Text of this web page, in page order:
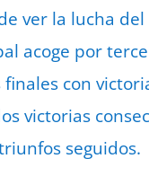
ver la lucha
acoge por
con
victorias
seguidos.